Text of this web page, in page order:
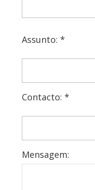
Assunto: *
Contacto: *
Mensagem: